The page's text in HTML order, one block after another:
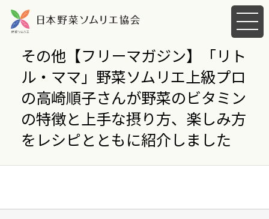
メ
ニ
ー
を
開
く
その他【フリーマガジン】「リト
ル・ママ」野菜ソムリエ上級プロ
の高崎順子さんが野菜のビタミン
の特徴と上手な摂り方、楽しみ方
をレシピとともに紹介しました